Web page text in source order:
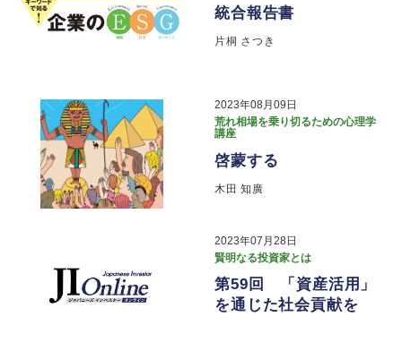
統合報告書
片桐 さつき
2023年08月09日
荒れ相場を乗り切るための心理学
講座
啓蒙する
木田 知廣
2023年07月28日
賢明なる投資家とは
第59回 「資産活用」
を通じた社会貢献を